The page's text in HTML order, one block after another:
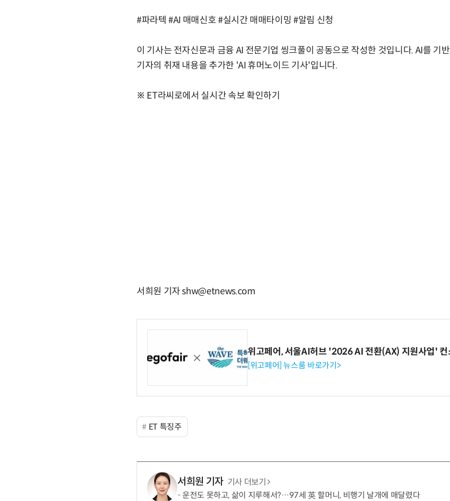
#파라텍 #AI 매매신호 #실시간 매매타이밍 #알림 신청
이 기사는 전자신문과 금융 AI 전문기업 씽크풀이 공동으로 작성한 것입니다. AI를 기
기자의 취재 내용을 추가한 'AI 휴머노이드 기사'입니다.
※ ET라씨로에서 실시간 속보 확인하기
서희원 기자 shw@etnews.com
위고페어, 서울AI허브 '2026 AI 전환(AX) 지원사업' 컨
[위고페어] 뉴스룸 바로가기>
ET 특징주
서희원 기자 기사 더보기
운전도 못하고, 삶이 지루해서?…97세 英 할머니, 비행기 날개에 매달렸다